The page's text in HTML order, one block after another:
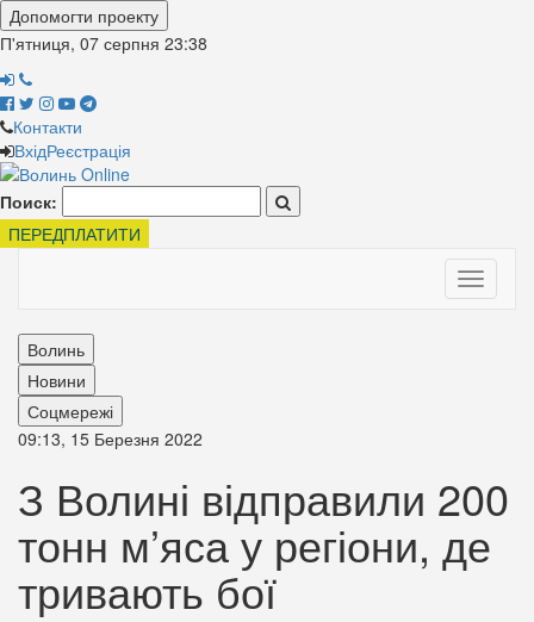
Допомогти проекту
П'ятниця, 07 серпня 23:38
Контакти
ВхідРеєстрація
Поиск:
ПЕРЕДПЛАТИТИ
Toggle
Волинь
Новини
Соцмережі
09:13, 15 Березня 2022
З Волині відправили 200
тонн м’яса у регіони, де
тривають бої